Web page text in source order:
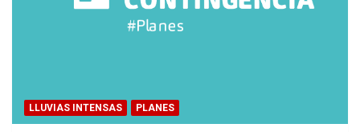
LLUVIAS INTENSAS PLANES